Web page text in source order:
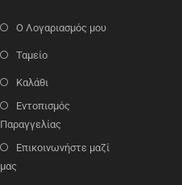
Ο Λογαριασμός μου
Ταμείο
Καλάθι
Εντοπισμός
Παραγγελίας
Επικοινωνήστε μαζί
μας